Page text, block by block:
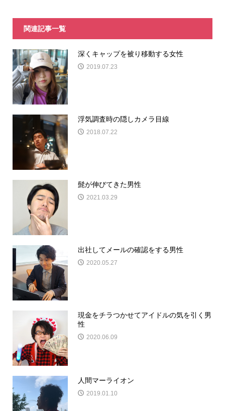
関連記事一覧
深くキャップを被り移動する女性
2019.07.23
浮気調査時の隠しカメラ目線
2018.07.22
髭が伸びてきた男性
2021.03.29
出社してメールの確認をする男性
2020.05.27
現金をチラつかせてアイドルの気を引く男
性
2020.06.09
人間マーライオン
2019.01.10